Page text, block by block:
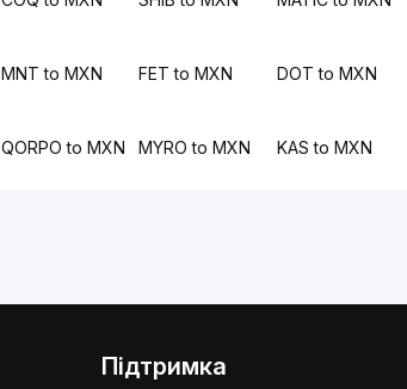
MNT to MXN FET to MXN DOT to MXN
QORPO to MXN MYRO to MXN KAS to MXN
Підтримка